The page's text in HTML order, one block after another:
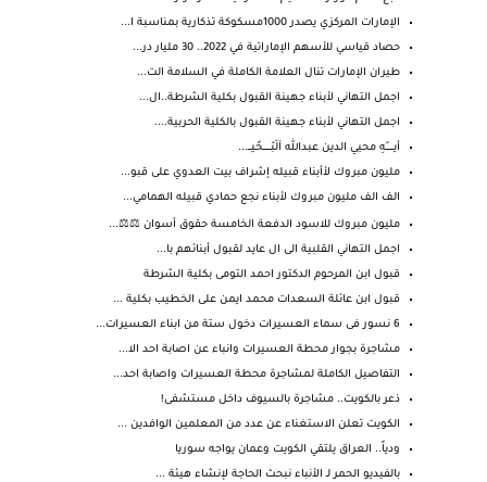
الإمارات المركزي يصدر 1000مسكوكة تذكارية بمناسبة ا...
حصاد قياسي للأسهم الإماراتية في 2022.. 30 مليار در...
طيران الإمارات تنال العلامة الكاملة في السلامة الت...
اجمل التهاني لأبناء جهينة القبول بكلية الشرطة..ال...
اجمل التهاني لأبناء جهينة القبول بالكلية الحربية....
أيـــــــّهِ محيي الدين عبدالله آلَبّـــــــحًيـــ...
مليون مبروك لأأبناء قبيله إشراف بيت العدوي على قبو...
الف الف مليون مبروك لأبناء نجع حمادي قبيله الهمامي...
مليون مبروك للاسود الدفعة الخامسة حقوق أسوان ⚖️⚖️...
اجمل التهاني القلبية الى ال عايد لقبول أبنائهم با...
قبول ابن المرحوم الدكتور احمد التومى بكلية الشرطة
قبول ابن عائلة السعدات محمد ايمن على الخطيب بكلية ...
6 نسور فى سماء العسيرات دخول ستة من ابناء العسيرات...
مشاجرة بجوار محطة العسيرات وانباء عن اصابة احد الا...
التفاصيل الكاملة لمشاجرة محطة العسيرات واصابة احد...
ذعر بالكويت.. مشاجرة بالسيوف داخل مستشفى!
الكويت تعلن الاستغناء عن عدد من المعلمين الوافدين ...
ودياً.. العراق يلتقي الكويت وعمان يواجه سوريا
بالفيديو الحمر لـ الأنباء نبحث الحاجة لإنشاء هيئة ...